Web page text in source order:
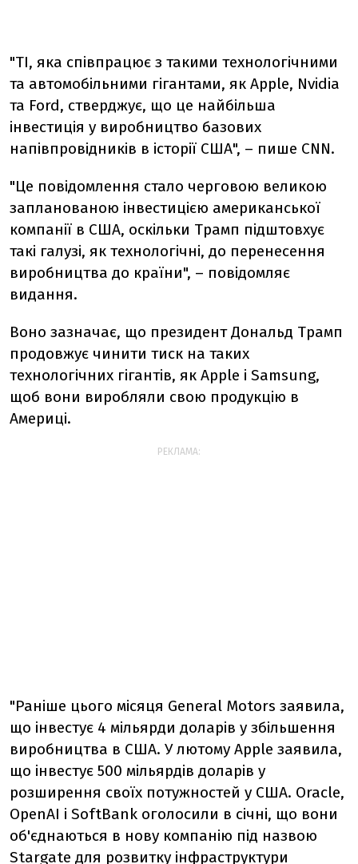
"TI, яка співпрацює з такими технологічними
та автомобільними гігантами, як Apple, Nvidia
та Ford, стверджує, що це найбільша
інвестиція у виробництво базових
напівпровідників в історії США", – пише CNN.
"Це повідомлення стало черговою великою
запланованою інвестицією американської
компанії в США, оскільки Трамп підштовхує
такі галузі, як технологічні, до перенесення
виробництва до країни", – повідомляє
видання.
Воно зазначає, що президент Дональд Трамп
продовжує чинити тиск на таких
технологічних гігантів, як Apple і Samsung,
щоб вони виробляли свою продукцію в
Америці.
РЕКЛАМА:
"Раніше цього місяця General Motors заявила,
що інвестує 4 мільярди доларів у збільшення
виробництва в США. У лютому Apple заявила,
що інвестує 500 мільярдів доларів у
розширення своїх потужностей у США. Oracle,
OpenAI і SoftBank оголосили в січні, що вони
об'єднаються в нову компанію під назвою
Stargate для розвитку інфраструктури